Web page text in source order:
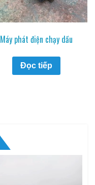
Máy phát điện chạy dầu
Đọc tiếp